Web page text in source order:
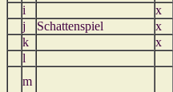
i
x
j
Schattenspiel x
k
x
l
m